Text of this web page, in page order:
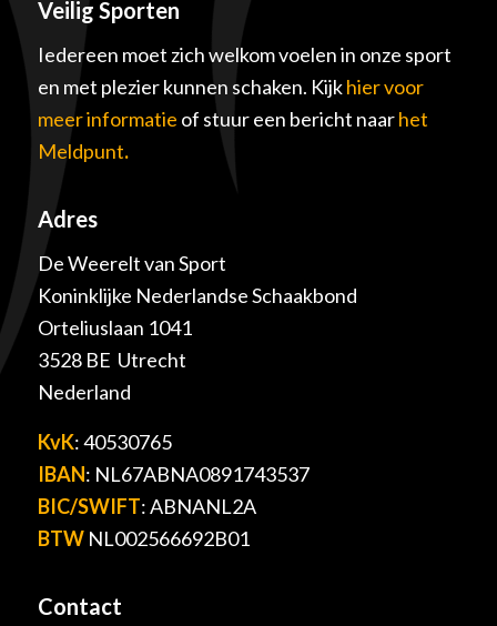
Veilig Sporten
Iedereen moet zich welkom voelen in onze sport
en met plezier kunnen schaken. Kijkhier voor
meer informatie of stuur een bericht naarhet
Meldpunt.
Adres
De Weerelt van Sport
Koninklijke Nederlandse Schaakbond
Orteliuslaan 1041
3528 BE Utrecht
Nederland
KvK: 40530765
IBAN: NL67ABNA0891743537
BIC/SWIFT: ABNANL2A
BTWNL002566692B01
Contact